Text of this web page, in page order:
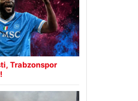
Trabzonspor